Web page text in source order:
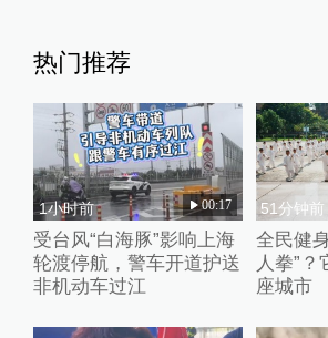
热门推荐
1小时前 00:17
受台风“白海豚”影响上海
轮渡停航，警车开道护送
非机动车过江
51分钟前
全民健
人拳”
座城市